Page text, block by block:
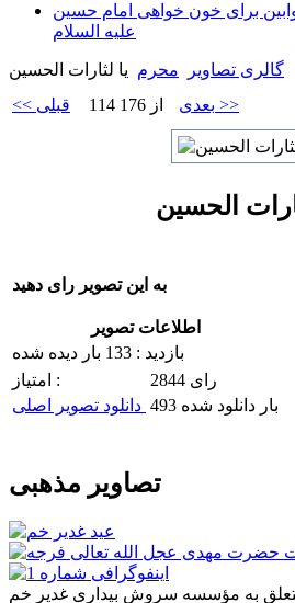
توابین برای خون خواهی امام حسین
علیه السلام
گالری تصاویر محرم یا لثارات الحسین
<< قبلی
114 از 176 بعدی >>
الحسین
به این تصویر رای دهید
اطلاعات تصویر
بازدید : 133 بار دیده شده
امتیاز :
2844 رای
493 بار دانلود شده
تصاویر مذهبی
متعلق به مؤسسه سروش بیداری غدیر خم